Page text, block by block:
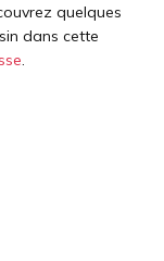
quelques
dans cette
.